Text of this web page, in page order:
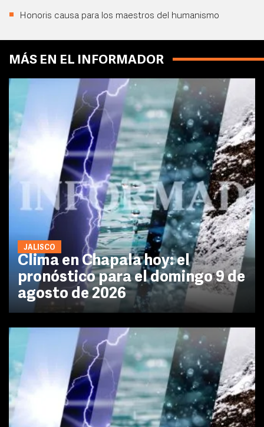
Honoris causa para los maestros del humanismo
MÁS EN EL INFORMADOR
JALISCO
Clima en Chapala hoy: el
pronóstico para el domingo 9 de
agosto de 2026